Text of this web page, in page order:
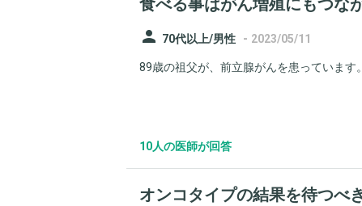
食べる事はがん増殖にもつな
person 70代以上/男性 - 2023/05/11
89歳の祖父が、前立腺がんを患っています
10人の医師が回答
オンコタイプの結果を待つべ